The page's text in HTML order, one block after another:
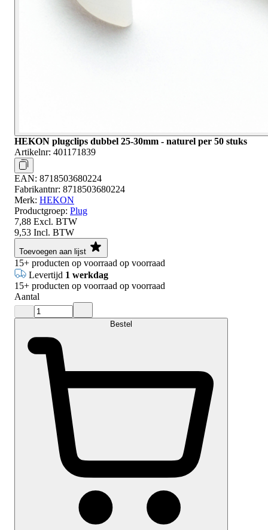
HEKON plugclips dubbel 25-30mm - naturel per 50 stuks
Artikelnr: 401171839
EAN: 8718503680224
Fabrikantnr: 8718503680224
Merk: HEKON
Productgroep: Plug
7,88 Excl. BTW
9,53 Incl. BTW
Toevoegen aan lijst
15+ producten op voorraad op voorraad
Levertijd 1 werkdag
15+ producten op voorraad op voorraad
Aantal
Bestel